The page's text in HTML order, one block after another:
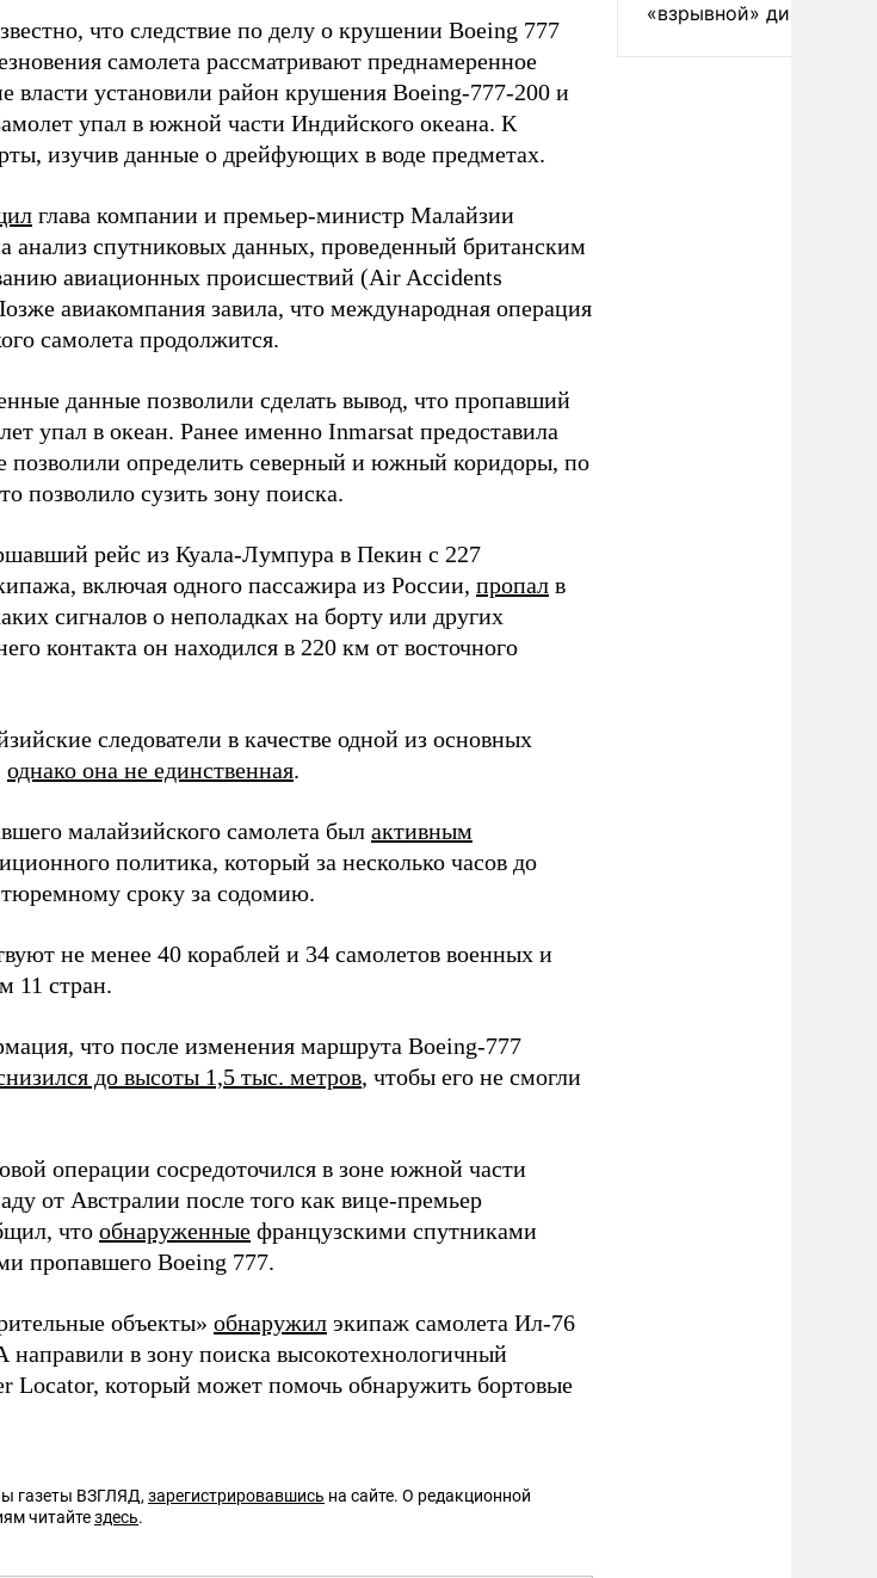
что следствие по делу о крушении Boeing 777
самолета рассматривают преднамеренное
власти установили район крушения Boeing-777-200 и
упал в южной части Индийского океана. К
изучив данные о дрейфующих в воде предметах.
глава компании и премьер-министр Малайзии
анализ спутниковых данных, проведенный британским
авиационных происшествий (Air Accidents
авиакомпания завила, что международная операция
самолета продолжится.
данные позволили сделать вывод, что пропавший
упал в океан. Ранее именно Inmarsat предоставила
позволили определить северный и южный коридоры, по
позволило сузить зону поиска.
рейс из Куала-Лумпура в Пекин с 227
включая одного пассажира из России, пропал в
сигналов о неполадках на борту или других
контакта он находился в 220 км от восточного
следователи в качестве одной из основных
однако она не единственная.
малайзийского самолета был активным
политика, который за несколько часов до
сроку за содомию.
не менее 40 кораблей и 34 самолетов военных и
11 стран.
что после изменения маршрута Boeing-777
до высоты 1,5 тыс. метров, чтобы его не смогли
операции сосредоточился в зоне южной части
от Австралии после того как вице-премьер
что обнаруженные французскими спутниками
пропавшего Boeing 777.
объекты» обнаружил экипаж самолета Ил-76
в зону поиска высокотехнологичный
Locator, который может помочь обнаружить бортовые
газеты ВЗГЛЯД, зарегистрировавшись на сайте. О редакционной
читайтездесь.
«взрывной» диареи